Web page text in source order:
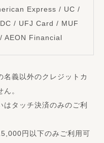
Express / UC /
/ UFJ Card / MUF
AEON Financial
名義以外のクレジットカ
。
はタッチ決済のみのご利
円以下のみご利用可